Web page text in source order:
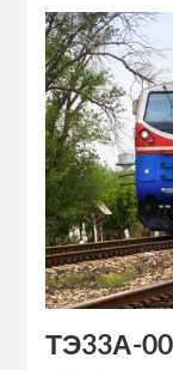
ТЭ33А-